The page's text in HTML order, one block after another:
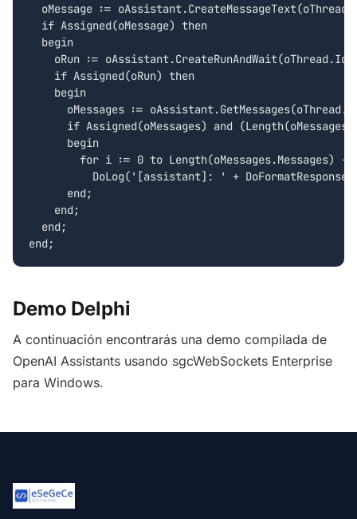
oMessage :=
  if Assigned(oMessage) then
  begin
oRun :=
    if Assigned(oRun) then
    begin
oMessages :=
if Assigned(oMessages) and
      begin
for i := 0 to Length(oMessages.Messages) -
DoLog('[assistant]: ' +
      end;
    end;
  end;
Demo Delphi
A continuación encontrarás una demo compilada de
OpenAI Assistants usando sgcWebSockets Enterprise
para Windows.